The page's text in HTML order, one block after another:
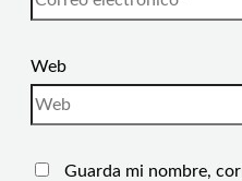
Web
Guarda mi nombre,